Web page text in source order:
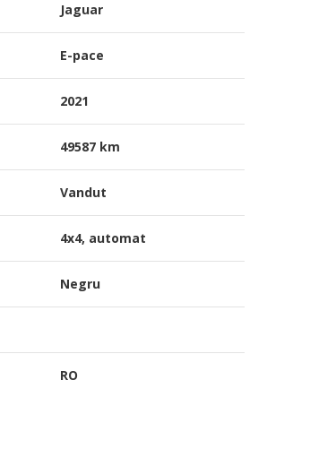
Jaguar
E-pace
2021
49587 km
Vandut
4x4, automat
Negru
RO